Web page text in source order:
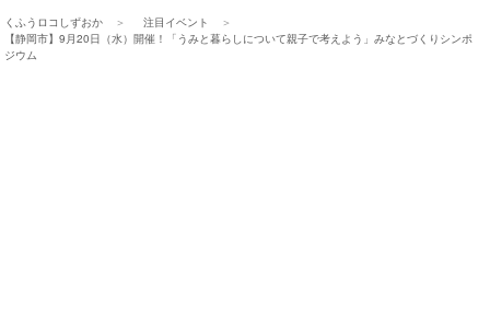
くふうロコしずおか
注目イベント
【静岡市】9月20日（水）開催！「うみと暮らしについて親子で考えよう」みなとづくりシンポ
ジウム